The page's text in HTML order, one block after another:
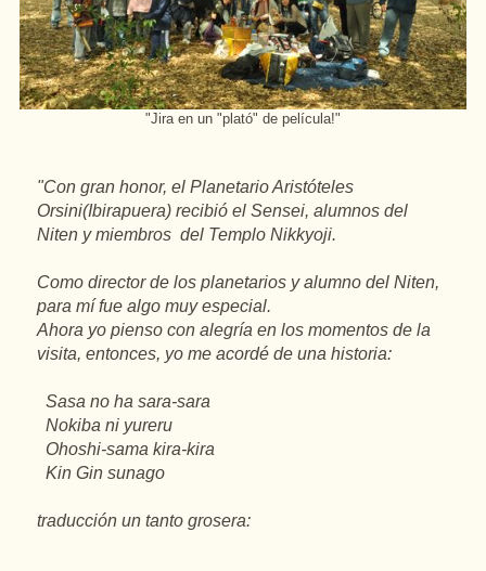
"Jira en un "plató" de película!"
"Con gran honor, el PlanetarioAristóteles
Orsini(Ibirapuera) recibió el Sensei, alumnos del
Niten ymiembros del Templo Nikkyoji.
Como directorde los planetarios yalumno del Niten,
para mí fue algo muyespecial.
Ahora yo pienso con alegría en los momentos de la
visita, entonces, yo me acordé de una historia:
Sasa no ha sara-sara
Nokiba ni yureru
Ohoshi-sama kira-kira
Kin Gin sunago
traducción un tanto grosera: